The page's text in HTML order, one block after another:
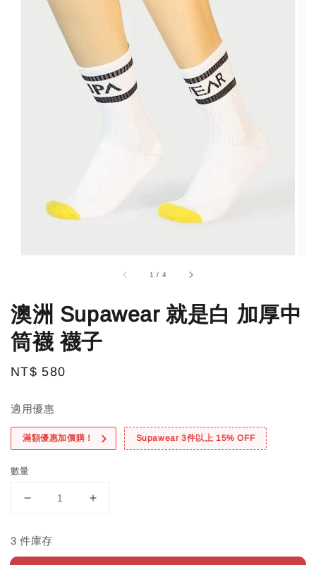
1 / 4
澳洲 Supawear 就是白 加厚中
筒襪 襪子
Regular
NT$ 580
適用優惠
滿額優惠加價購！ Supawear 3件以上 15% OFF
數量
3 件庫存